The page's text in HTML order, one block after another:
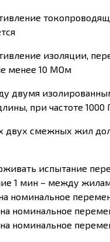
изоляции,
менее 10 МОм
двумя
при частоте
смежных жил
испытание
1 мин – между
номинальное
номинальное
номинальное